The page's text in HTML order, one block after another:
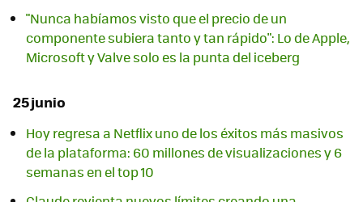
"Nunca habíamos visto que el precio de un
componente subiera tanto y tan rápido": Lo de Apple,
Microsoft y Valve solo es la punta del iceberg
25 junio
Hoy regresa a Netflix uno de los éxitos más masivos
de la plataforma: 60 millones de visualizaciones y 6
semanas en el top 10